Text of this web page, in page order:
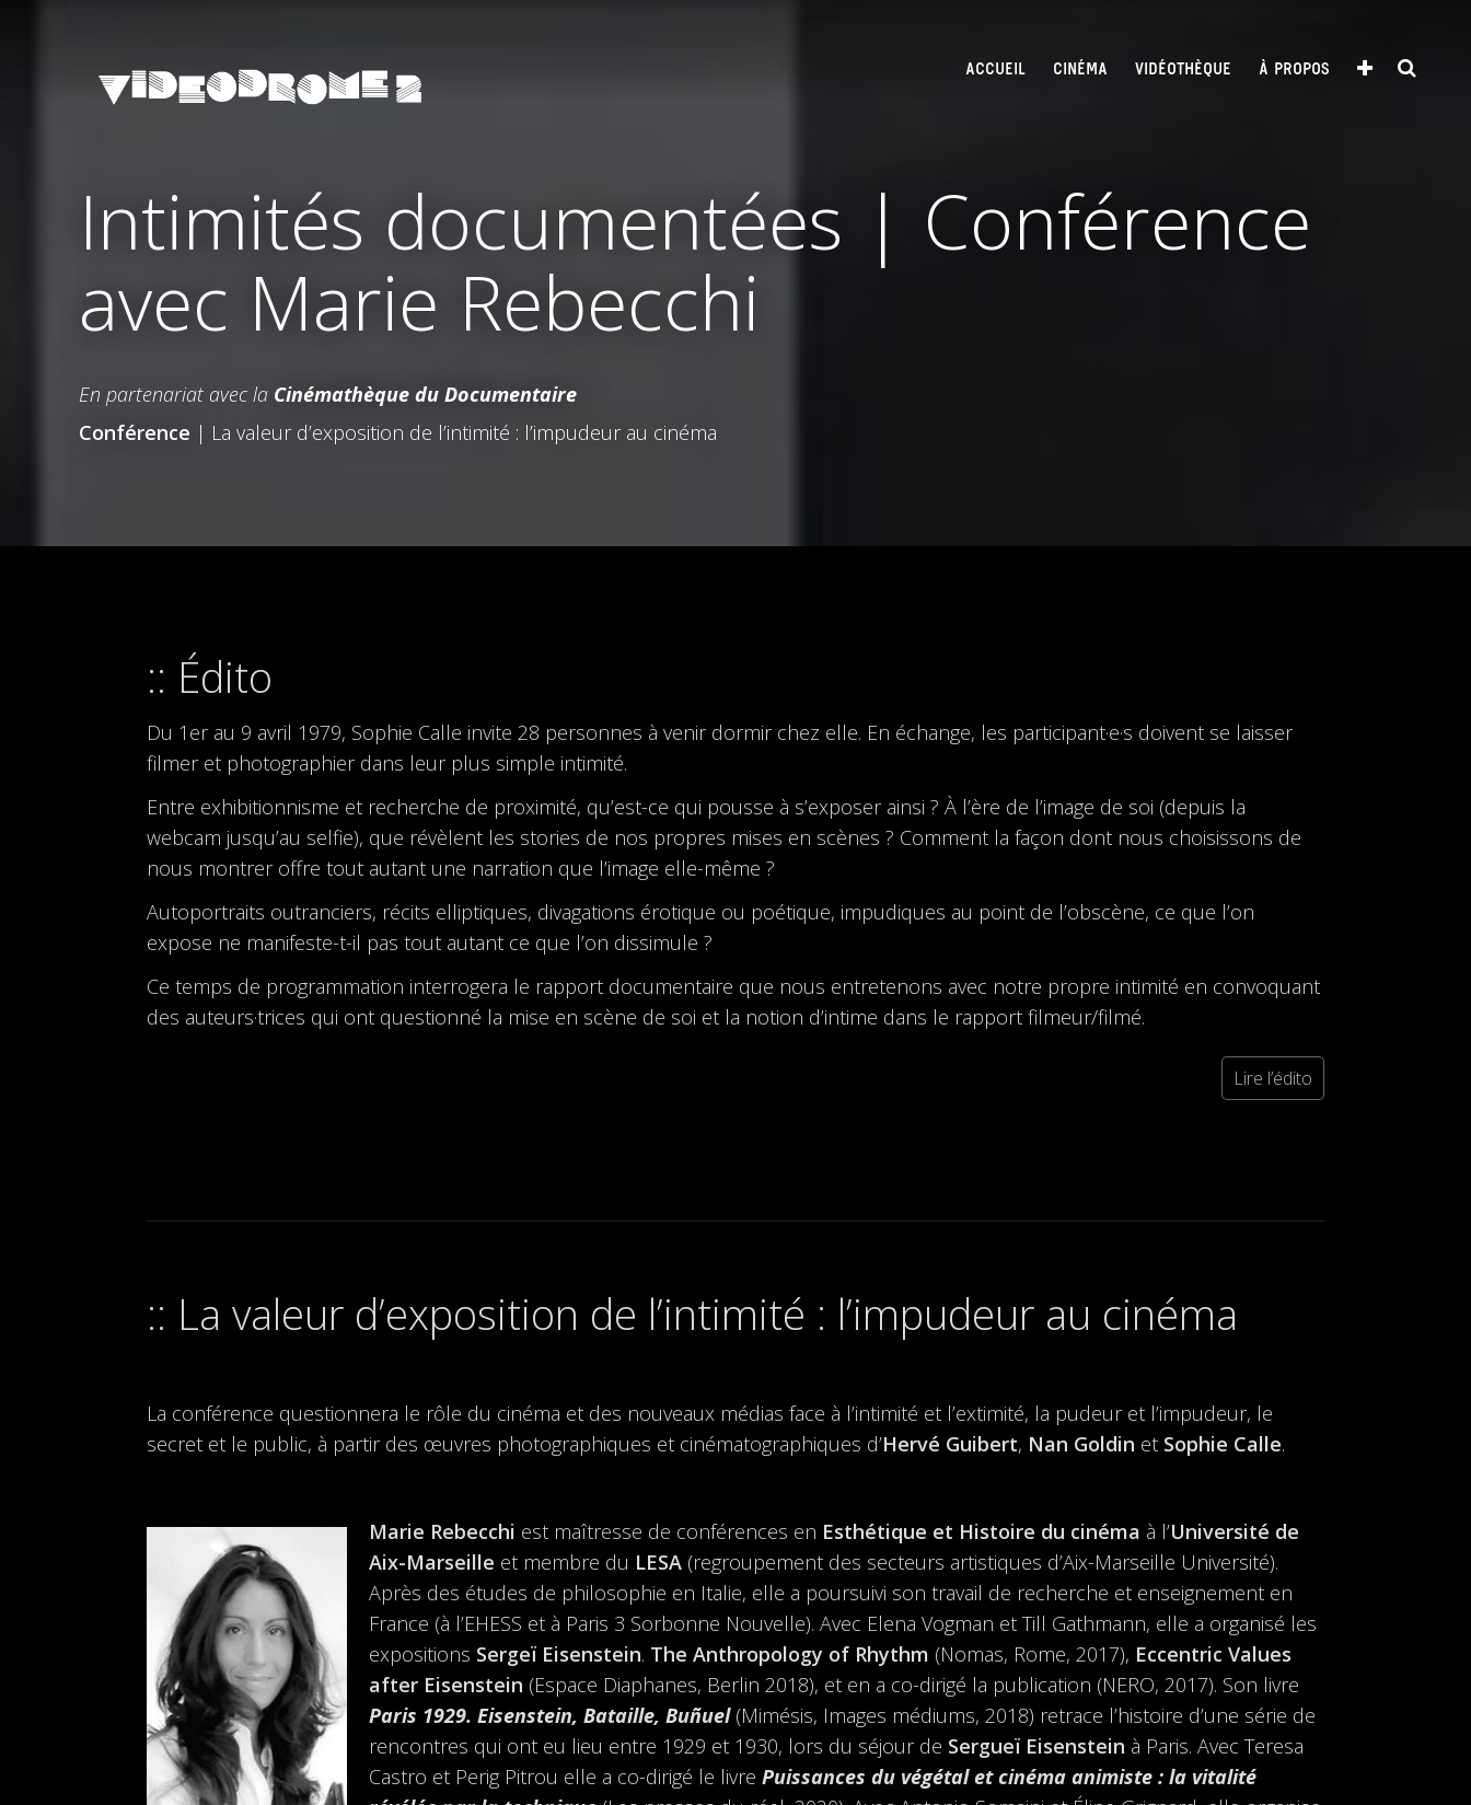
ACCUEIL CINÉMA VIDÉOTHÈQUE À PROPOS
Intimités documentées | Conférence
avec Marie Rebecchi
En partenariat avec la Cinémathèque du Documentaire
Conférence | La valeur d’exposition de l’intimité : l’impudeur au cinéma
Édito
Du 1er au 9 avril 1979, Sophie Calle invite 28 personnes à venir dormir chez elle. En échange, les participant·e·s doivent se laisser
filmer et photographier dans leur plus simple intimité.
Entre exhibitionnisme et recherche de proximité, qu’est-ce qui pousse à s’exposer ainsi ? À l’ère de l’image de soi (depuis la
webcam jusqu’au selfie), que révèlent les stories de nos propres mises en scènes ? Comment la façon dont nous choisissons de
nous montrer offre tout autant une narration que l’image elle-même ?
Autoportraits outranciers, récits elliptiques, divagations érotique ou poétique, impudiques au point de l’obscène, ce que l’on
expose ne manifeste-t-il pas tout autant ce que l’on dissimule ?
Ce temps de programmation interrogera le rapport documentaire que nous entretenons avec notre propre intimité en convoquant
des auteurs·trices qui ont questionné la mise en scène de soi et la notion d’intime dans le rapport filmeur/filmé.
Lire l’édito
La valeur d’exposition de l’intimité : l’impudeur au cinéma
La conférence questionnera le rôle du cinéma et des nouveaux médias face à l’intimité et l’extimité, la pudeur et l’impudeur, le
secret et le public, à partir des œuvres photographiques et cinématographiques d’Hervé Guibert, Nan Goldin et Sophie Calle.
Marie Rebecchi est maîtresse de conférences en Esthétique et Histoire du cinéma à l’Université de
Aix-Marseille et membre du LESA (regroupement des secteurs artistiques d’Aix-Marseille Université).
Après des études de philosophie en Italie, elle a poursuivi son travail de recherche et enseignement en
France (à l’EHESS et à Paris 3 Sorbonne Nouvelle). Avec Elena Vogman et Till Gathmann, elle a organisé les
expositions Sergeï Eisenstein. The Anthropology of Rhythm (Nomas, Rome, 2017), Eccentric Values
after Eisenstein (Espace Diaphanes, Berlin 2018), et en a co-dirigé la publication (NERO, 2017). Son livre
Paris 1929. Eisenstein, Bataille, Buñuel(Mimésis, Images médiums, 2018) retrace l’histoire d’une série de
rencontres qui ont eu lieu entre 1929 et 1930, lors du séjour de Sergueï Eisenstein à Paris. Avec Teresa
Castro et Perig Pitrou elle a co-dirigé le livrePuissances du végétal et cinéma animiste : la vitalité